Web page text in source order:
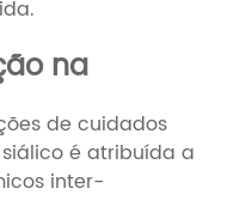
na
de cuidados
é atribuída a
inter-